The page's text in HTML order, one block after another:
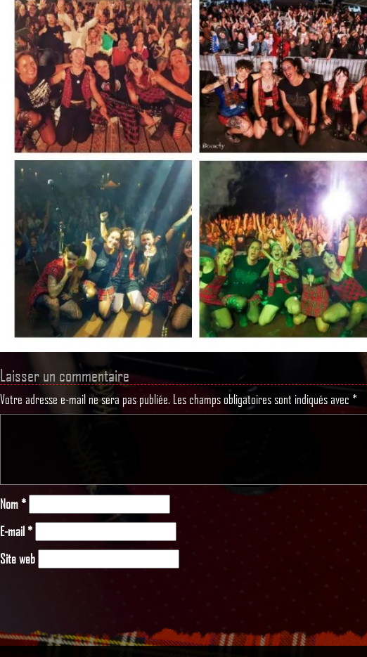
Laisser un commentaire
Votre adresse e-mail ne sera pas publiée. Les champs obligatoires sont indiqués avec *
Nom *
E-mail *
Site web